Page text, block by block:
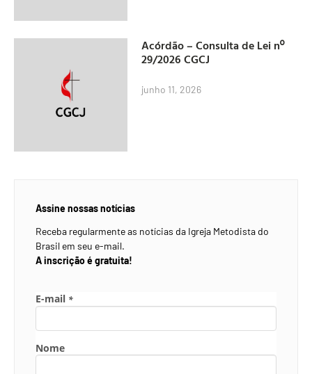
Acórdão – Consulta de Lei nº
29/2026 CGCJ
junho 11, 2026
Assine nossas notícias
Receba regularmente as notícias da Igreja Metodista do
Brasil em seu e-mail.
A inscrição é gratuita!